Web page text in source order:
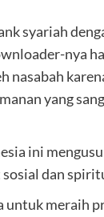
syariah
nya
yang
ini
dan
untuk meraih